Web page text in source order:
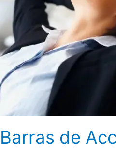
Barras de
Mental
OAB